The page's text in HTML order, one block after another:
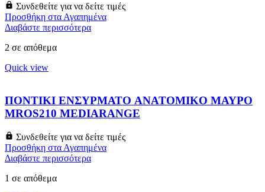
Συνδεθείτε για να δείτε τιμές
Προσθήκη στα Αγαπημένα
Διαβάστε περισσότερα
2 σε απόθεμα
Quick view
ΠΟΝΤΙΚΙ ΕΝΣΥΡΜΑΤΟ ANATOMIKO ΜΑΥΡΟ
MROS210 MEDIARANGE
Συνδεθείτε για να δείτε τιμές
Προσθήκη στα Αγαπημένα
Διαβάστε περισσότερα
1 σε απόθεμα